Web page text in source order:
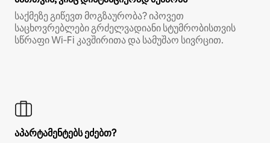
საქმეზე გიწევთ მოგზაურობა? იპოვეთ
საცხოვრებლები გრძელვადიანი სტუმრობისთვის
სწრაფი Wi‑Fi კავშირითა და სამუშაო სივრცით.
აპარტამენტებს ეძებთ?